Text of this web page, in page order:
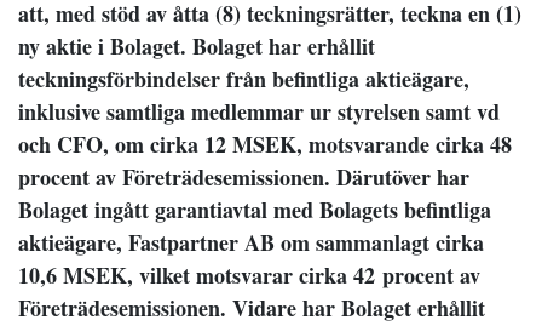
att, med stöd av åtta (8) teckningsrätter, teckna en (1)
ny aktie i Bolaget. Bolaget har erhållit
teckningsförbindelser från befintliga aktieägare,
inklusive samtliga medlemmar ur styrelsen samt vd
och CFO, om cirka 12 MSEK, motsvarande cirka 48
procent av Företrädesemissionen. Därutöver har
Bolaget ingått garantiavtal med Bolagets befintliga
aktieägare, Fastpartner AB om sammanlagt cirka
10,6 MSEK, vilket motsvarar cirka 42 procent av
Företrädesemissionen. Vidare har Bolaget erhållit